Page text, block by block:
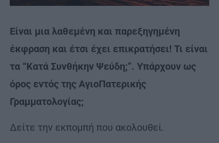
Είναι μια λαθεμένη και παρεξηγημένη
έκφραση και έτσι έχει επικρατήσει! Τι είναι
τα “Κατά Συνθήκην Ψεύδη;”. Υπάρχουν ως
όρος εντός της ΑγιοΠατερικής
Γραμματολογίας;
Δείτε την εκπομπή που ακολουθεί.